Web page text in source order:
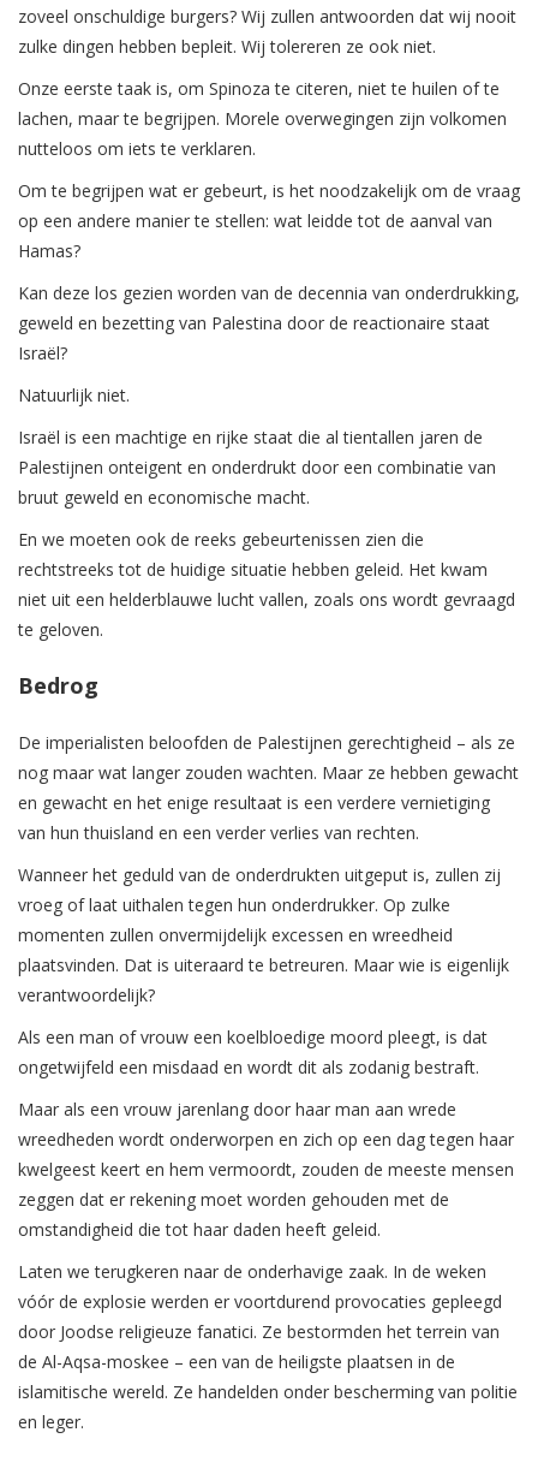
zoveel onschuldige burgers? Wij zullen antwoorden dat wij nooit
zulke dingen hebben bepleit. Wij tolereren ze ook niet.
Onze eerste taak is, om Spinoza te citeren, niet te huilen of te
lachen, maar te begrijpen. Morele overwegingen zijn volkomen
nutteloos om iets te verklaren.
Om te begrijpen wat er gebeurt, is het noodzakelijk om de vraag
op een andere manier te stellen: wat leidde tot de aanval van
Hamas?
Kan deze los gezien worden van de decennia van onderdrukking,
geweld en bezetting van Palestina door de reactionaire staat
Israël?
Natuurlijk niet.
Israël is een machtige en rijke staat die al tientallen jaren de
Palestijnen onteigent en onderdrukt door een combinatie van
bruut geweld en economische macht.
En we moeten ook de reeks gebeurtenissen zien die
rechtstreeks tot de huidige situatie hebben geleid. Het kwam
niet uit een helderblauwe lucht vallen, zoals ons wordt gevraagd
te geloven.
Bedrog
De imperialisten beloofden de Palestijnen gerechtigheid – als ze
nog maar wat langer zouden wachten. Maar ze hebben gewacht
en gewacht en het enige resultaat is een verdere vernietiging
van hun thuisland en een verder verlies van rechten.
Wanneer het geduld van de onderdrukten uitgeput is, zullen zij
vroeg of laat uithalen tegen hun onderdrukker. Op zulke
momenten zullen onvermijdelijk excessen en wreedheid
plaatsvinden. Dat is uiteraard te betreuren. Maar wie is eigenlijk
verantwoordelijk?
Als een man of vrouw een koelbloedige moord pleegt, is dat
ongetwijfeld een misdaad en wordt dit als zodanig bestraft.
Maar als een vrouw jarenlang door haar man aan wrede
wreedheden wordt onderworpen en zich op een dag tegen haar
kwelgeest keert en hem vermoordt, zouden de meeste mensen
zeggen dat er rekening moet worden gehouden met de
omstandigheid die tot haar daden heeft geleid.
Laten we terugkeren naar de onderhavige zaak. In de weken
vóór de explosie werden er voortdurend provocaties gepleegd
door Joodse religieuze fanatici. Ze bestormden het terrein van
de Al-Aqsa-moskee – een van de heiligste plaatsen in de
islamitische wereld. Ze handelden onder bescherming van politie
en leger.